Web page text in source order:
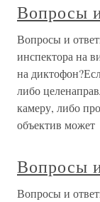
Вопросы
Вопросы и
инспектора на
на
либо
камеру, либо
объектив может
Вопросы
Вопросы и